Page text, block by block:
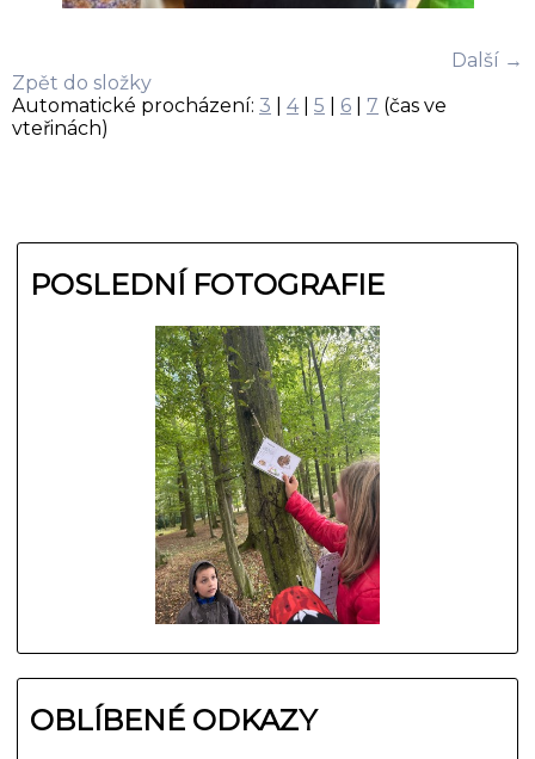
Další →
Zpět do složky
Automatické procházení: 3 4| 5 6 7 (čas ve
vteřinách)
POSLEDNÍ FOTOGRAFIE
OBLÍBENÉ ODKAZY